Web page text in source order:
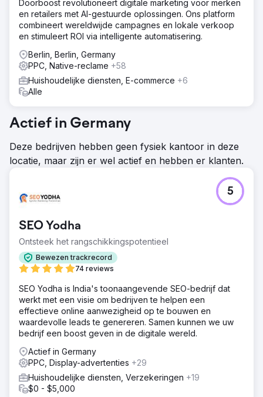
Doorboost revolutioneert digitale marketing voor merken
en retailers met AI-gestuurde oplossingen. Ons platform
combineert wereldwijde campagnes en lokale verkoop
en stimuleert ROI via intelligente automatisering.
Berlin, Berlin, Germany
PPC, Native-reclame +58
Huishoudelijke diensten, E-commerce +6
Alle
Actief in Germany
Deze bedrijven hebben geen fysiek kantoor in deze
locatie, maar zijn er wel actief en hebben er klanten.
SEO Yodha
Ontsteek het rangschikkingspotentieel
Bewezen trackrecord
74 reviews
5
SEO Yodha is India's toonaangevende SEO-bedrijf dat
werkt met een visie om bedrijven te helpen een
effectieve online aanwezigheid op te bouwen en
waardevolle leads te genereren. Samen kunnen we uw
bedrijf een boost geven in de digitale wereld.
Actief in Germany
PPC, Display-advertenties +29
Huishoudelijke diensten, Verzekeringen +19
$0 - $5,000